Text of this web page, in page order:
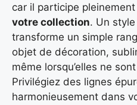
car il participe pleinement
votre collection. Un
transforme un simple
objet de décoration,
même lorsqu’elles ne
Privilégiez des lignes
harmonieusement dans